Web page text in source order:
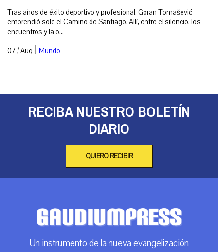
Tras años de éxito deportivo y profesional, Goran Tomašević
emprendió solo el Camino de Santiago. Allí, entre el silencio, los
encuentros y la o...
07 / Aug | Mundo
RECIBA NUESTRO BOLETÍN
DIARIO
QUIERO RECIBIR
Un instrumento de la nueva evangelización